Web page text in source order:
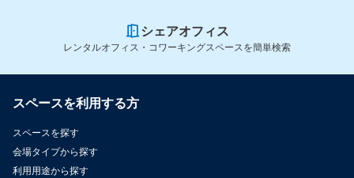
シェアオフィス
レンタルオフィス・コワーキングスペースを簡単検索
スペースを利用する方
スペースを探す
会場タイプから探す
利用用途から探す